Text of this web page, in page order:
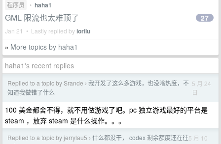
程序员 • haha1
GML 限流也太难顶了
Jan 21 • Lastly replied byiorilu
27
» More topics by haha1
haha1's recent replies
Replied to a topic by Srande › 我开发了这么多游戏，也没啥热度，不
知道我做错了什么
5 月 24
日
100 美金都舍不得，就不用做游戏了吧。pc 独立游戏最好的平台是
steam ，放弃 steam 是什么操作。。。
Replied to a topic by jerrylau5 › 什么都没干， codex 剩余额度还在往5 月 10